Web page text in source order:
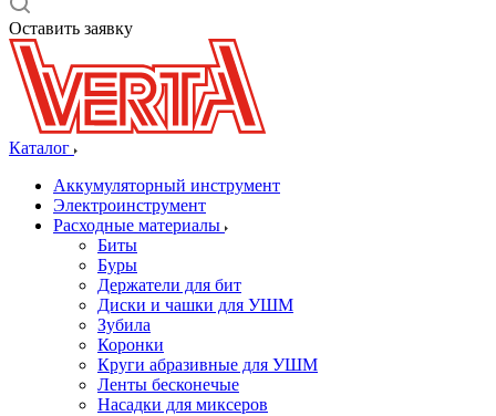
Оставить заявку
Каталог
Аккумуляторный инструмент
Электроинструмент
Расходные материалы
Биты
Буры
Держатели для бит
Диски и чашки для УШМ
Зубила
Коронки
Круги абразивные для УШМ
Ленты бесконечые
Насадки для миксеров